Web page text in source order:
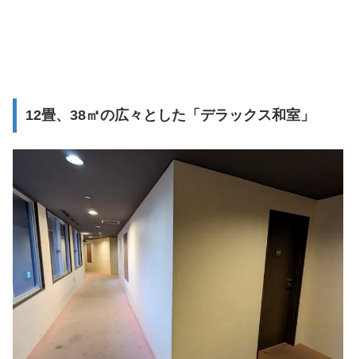
12畳、38㎡の広々とした「デラックス和室」